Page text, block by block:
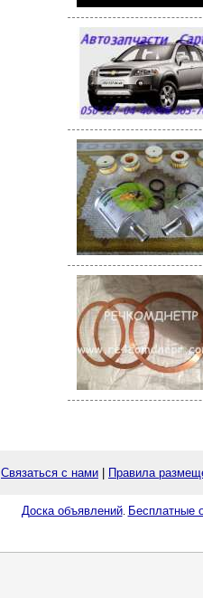
Связаться с нами Правила
Доска объявлений. Бесплатные